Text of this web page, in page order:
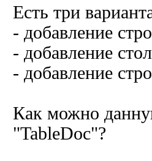
Есть три
- добавление
- добавление
- добавление
Как можно
"TableDoc"?